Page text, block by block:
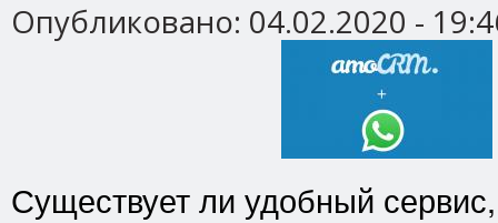
Опубликовано: 04.02.2020 -
Существует ли удобный